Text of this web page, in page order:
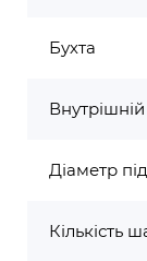
Бухта
Діаметр
Кількість